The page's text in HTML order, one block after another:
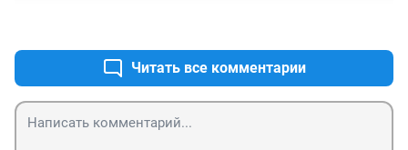
Читать все комментарии